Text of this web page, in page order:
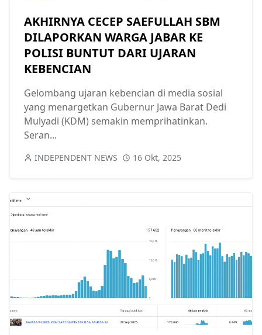
AKHIRNYA CECEP SAEFULLAH SBM
DILAPORKAN WARGA JABAR KE
POLISI BUNTUT DARI UJARAN
KEBENCIAN
Gelombang ujaran kebencian di media sosial
yang menargetkan Gubernur Jawa Barat Dedi
Mulyadi (KDM) semakin memprihatinkan.
Seran...
INDEPENDENT NEWS 16 Okt, 2025